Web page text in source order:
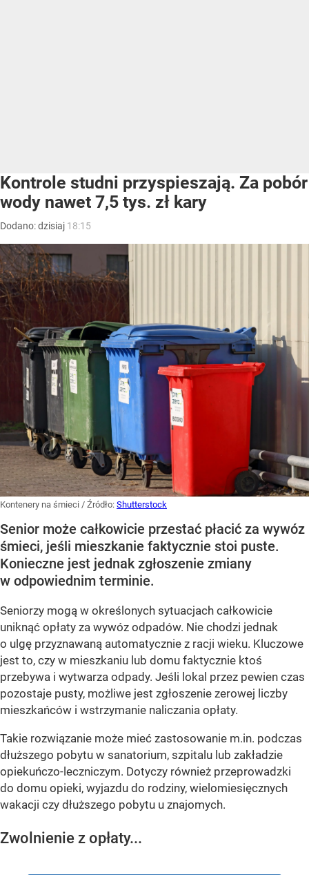
Kontrole studni przyspieszają. Za pobór
wody nawet 7,5 tys. zł kary
Dodano:dzisiaj 18:15
Kontenery na śmieci / Źródło: Shutterstock
Senior może całkowicie przestać płacić za wywóz
śmieci, jeśli mieszkanie faktycznie stoi puste.
Konieczne jest jednak zgłoszenie zmiany
w odpowiednim terminie.
Seniorzy mogą w określonych sytuacjach całkowicie
uniknąć opłaty za wywóz odpadów. Nie chodzi jednak
o ulgę przyznawaną automatycznie z racji wieku. Kluczowe
jest to, czy w mieszkaniu lub domu faktycznie ktoś
przebywa i wytwarza odpady. Jeśli lokal przez pewien czas
pozostaje pusty, możliwe jest zgłoszenie zerowej liczby
mieszkańców i wstrzymanie naliczania opłaty.
Takie rozwiązanie może mieć zastosowanie m.in. podczas
dłuższego pobytu w sanatorium, szpitalu lub zakładzie
opiekuńczo-leczniczym. Dotyczy również przeprowadzki
do domu opieki, wyjazdu do rodziny, wielomiesięcznych
wakacji czy dłuższego pobytu u znajomych.
Zwolnienie z opłaty...